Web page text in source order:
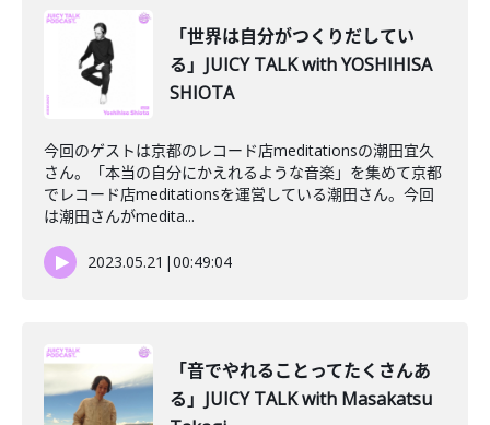
「世界は自分がつくりだしてい
る」JUICY TALK with YOSHIHISA
SHIOTA
今回のゲストは京都のレコード店meditationsの潮田宜久
さん。「本当の自分にかえれるような音楽」を集めて京都
でレコード店meditationsを運営している潮田さん。今回
は潮田さんがmedita...
2023.05.21 |00:49:04
「音でやれることってたくさんあ
る」JUICY TALK with Masakatsu